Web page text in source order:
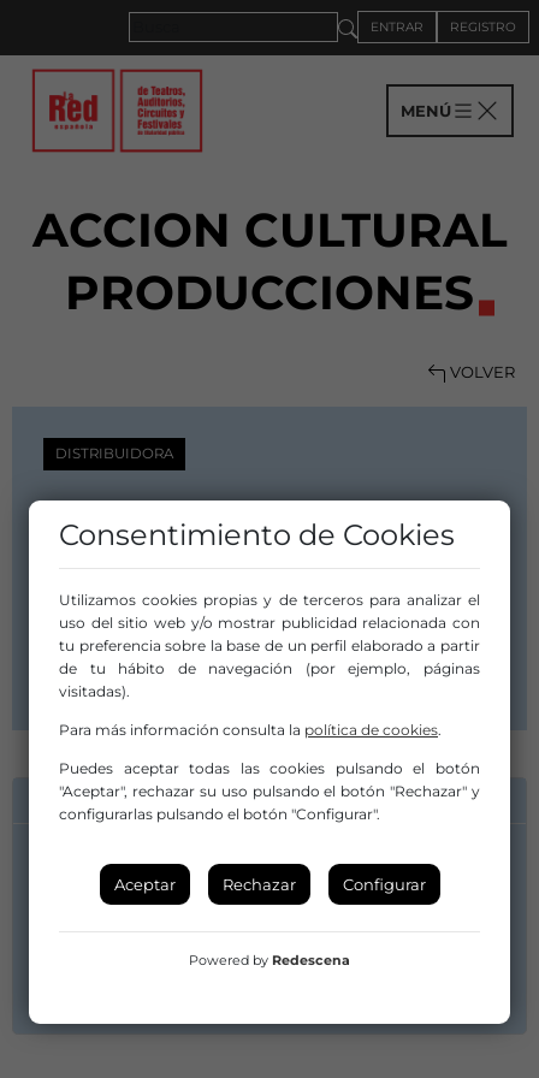
ENTRAR REGISTRO
MENÚ
ACCION CULTURAL
PRODUCCIONES
VOLVER
DISTRIBUIDORA
PRODUCCIONES
arzobispo de castro 7 4º a ext.
09007 burgos
Burgos
Castilla y León
INFORMACIÓN DE CONTACTO
alberto diez blanco
accionculturalproducciones@gmail.com
Consentimiento de Cookies
Utilizamos cookies propias y de terceros para analizar el
uso del sitio web y/o mostrar publicidad relacionada con
tu preferencia sobre la base de un perfil elaborado a partir
de tu hábito de navegación (por ejemplo, páginas
visitadas).
Para más información consulta la política de cookies.
Puedes aceptar todas las cookies pulsando el botón
"Aceptar", rechazar su uso pulsando el botón "Rechazar" y
configurarlas pulsando el botón "Configurar".
Aceptar Rechazar Configurar
Powered by Redescena